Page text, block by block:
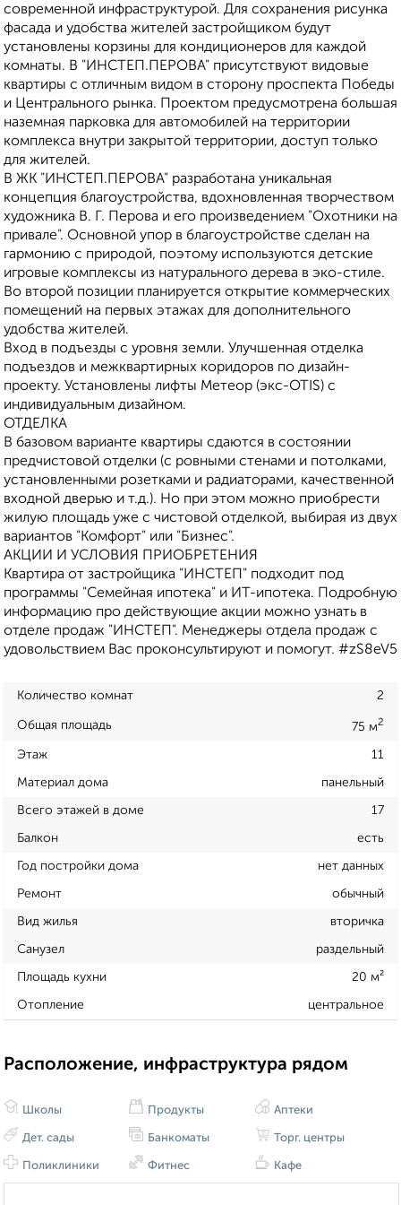
современной инфраструктурой. Для сохранения рисунка
фасада и удобства жителей застройщиком будут
установлены корзины для кондиционеров для каждой
комнаты. В "ИНСТЕП.ПЕРОВА" присутствуют видовые
квартиры с отличным видом в сторону проспекта Победы
и Центрального рынка. Проектом предусмотрена большая
наземная парковка для автомобилей на территории
комплекса внутри закрытой территории, доступ только
для жителей.
В ЖК "ИНСТЕП.ПЕРОВА" разработана уникальная
концепция благоустройства, вдохновленная творчеством
художника В. Г. Перова и его произведением "Охотники на
привале". Основной упор в благоустройстве сделан на
гармонию с природой, поэтому используются детские
игровые комплексы из натурального дерева в эко-стиле.
Во второй позиции планируется открытие коммерческих
помещений на первых этажах для дополнительного
удобства жителей.
Вход в подъезды с уровня земли. Улучшенная отделка
подъездов и межквартирных коридоров по дизайн-
проекту. Установлены лифты Метеор (экс-ОТIS) с
индивидуальным дизайном.
ОТДЕЛКА
В базовом варианте квартиры сдаются в состоянии
предчистовой отделки (с ровными стенами и потолками,
установленными розетками и радиаторами, качественной
входной дверью и т.д.). Но при этом можно приобрести
жилую площадь уже с чистовой отделкой, выбирая из двух
вариантов "Комфорт" или "Бизнес".
АКЦИИ И УСЛОВИЯ ПРИОБРЕТЕНИЯ
Квартира от застройщика "ИНСТЕП" подходит под
программы "Семейная ипотека" и ИТ-ипотека. Подробную
информацию про действующие акции можно узнать в
отделе продаж "ИНСТЕП". Менеджеры отдела продаж с
удовольствием Вас проконсультируют и помогут. #zS8eV5
Количество комнат 2
Общая площадь 75 м2
Этаж 11
Материал дома панельный
Всего этажей в доме 17
Балкон есть
Год постройки дома нет данных
Ремонт обычный
Вид жилья вторичка
Санузел раздельный
Площадь кухни 20 м²
Отопление центральное
Расположение, инфраструктура рядом
Школы
Дет. сады
Поликлиники
Продукты
Банкоматы
Фитнес
Аптеки
Торг. центры
Кафе